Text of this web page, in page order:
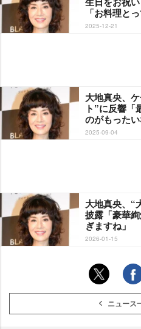
「お料理と
2025-12-21
大地真央、
ト”に反響「
のがもったい
2025-09-04
大地真央、“
披露「豪華
ぎますね」
2026-01-15
ニュース